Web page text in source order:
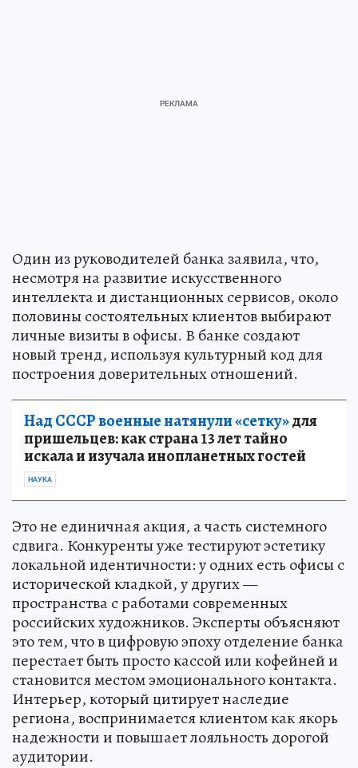
Один из руководителей банка заявила, что,
несмотря на развитие искусственного
интеллекта и дистанционных сервисов, около
половины состоятельных клиентов выбирают
личные визиты в офисы. В банке создают
новый тренд, используя культурный код для
построения доверительных отношений.
Над СССР военные натянули «сетку»для
пришельцев: как страна 13 лет тайно
искала и изучала инопланетных гостей
НАУКА
Это не единичная акция, а часть системного
сдвига. Конкуренты уже тестируют эстетику
локальной идентичности: у одних есть офисы с
исторической кладкой, у других —
пространства с работами современных
российских художников. Эксперты объясняют
это тем, что в цифровую эпоху отделение банка
перестает быть просто кассой или кофейней и
становится местом эмоционального контакта.
Интерьер, который цитирует наследие
региона, воспринимается клиентом как якорь
надежности и повышает лояльность дорогой
аудитории.